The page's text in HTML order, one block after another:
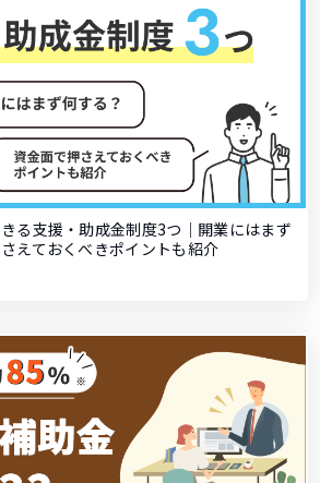
る支援・助成金制度3つ｜開業にはまず
えておくべきポイントも紹介